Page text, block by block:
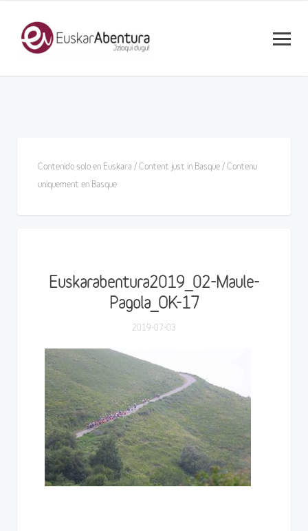
Contenido solo en Euskara / Content just in Basque / Contenu
uniquement en Basque
Euskarabentura2019_02-Maule-
Pagola_OK-17
2019-07-03